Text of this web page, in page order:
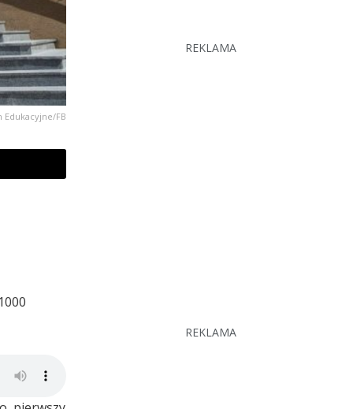
FB
REKLAMA
REKLAMA